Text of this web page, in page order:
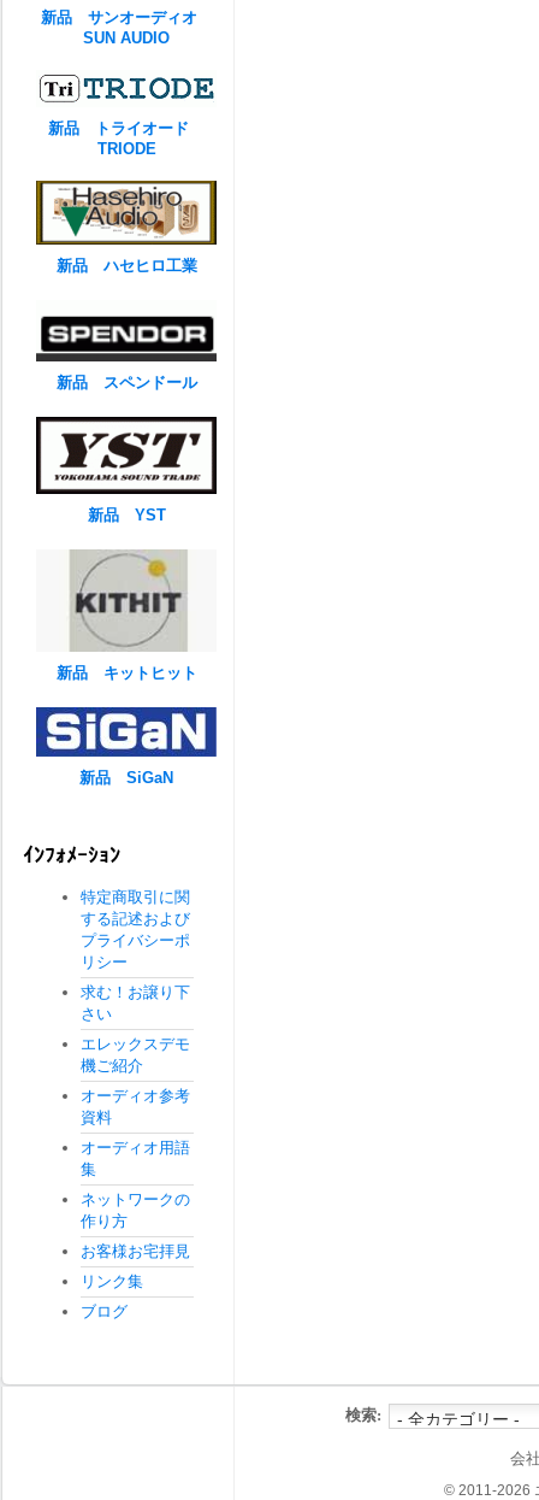
新品 サンオーディオ
SUN AUDIO
新品 トライオード
TRIODE
新品 ハセヒロ工業
新品 スペンドール
新品 YST
新品 キットヒット
新品 SiGaN
ｲﾝﾌｫﾒｰｼｮﾝ
特定商取引に関
する記述および
プライバシーポ
リシー
求む！お譲り下
さい
エレックスデモ
機ご紹介
オーディオ参考
資料
オーディオ用語
集
ネットワークの
作り方
お客様お宅拝見
リンク集
ブログ
検索:
会
© 2011-2026